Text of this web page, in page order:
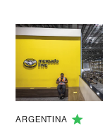
ARGENTINA